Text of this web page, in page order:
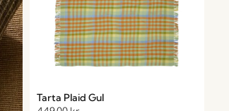
Tarta Plaid Gul